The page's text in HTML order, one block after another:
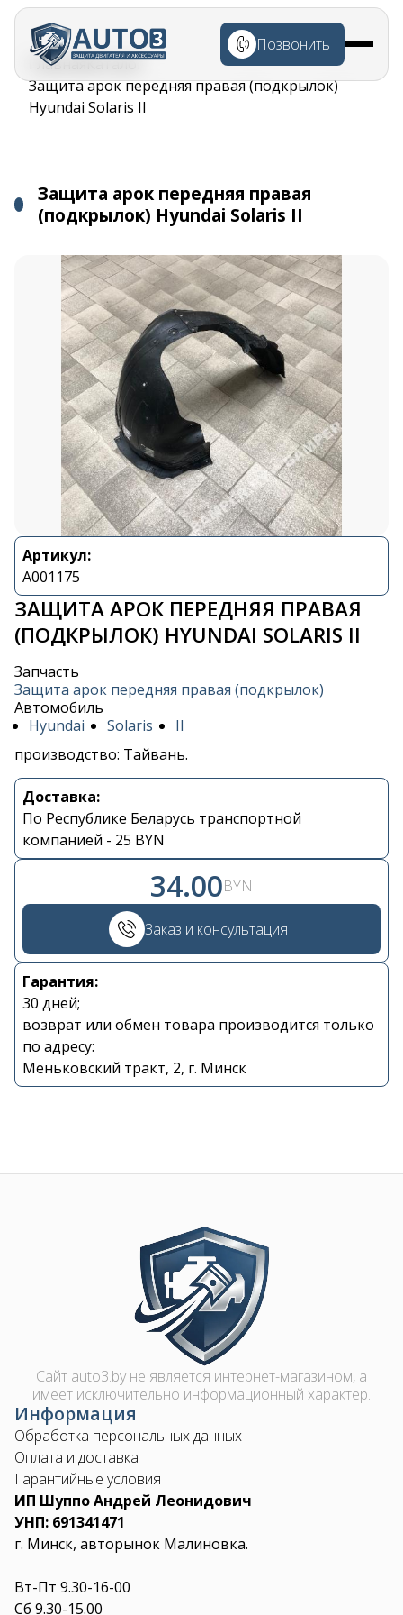
Перейти к
основному
содержанию
Позвонить
Строка
навигации
ГлавнаяКаталог
Защита арок передняя правая (подкрылок)
Hyundai Solaris II
Защита арок передняя правая
(подкрылок) Hyundai Solaris II
Артикул:
A001175
ЗАЩИТА АРОК ПЕРЕДНЯЯ ПРАВАЯ
(ПОДКРЫЛОК) HYUNDAI SOLARIS II
Запчасть
Защита арок передняя правая (подкрылок)
Автомобиль
Hyundai
Solaris
II
производство: Тайвань.
Доставка:
По Республике Беларусь транспортной
компанией - 25 BYN
34.00BYN
Заказ и консультация
Гарантия:
30 дней;
возврат или обмен товара производится только
по адресу:
Меньковский тракт, 2, г. Минск
Контакты
+375 29 870 15 80
Viber
shupik21@bk.ru
Image
Сайт auto3.by не является интернет-магазином, а
имеет исключительно информационный характер.
Информация
Обработка персональных данных
Оплата и доставка
Гарантийные условия
ИП Шуппо Андрей Леонидович
УНП: 691341471
г. Минск, авторынок Малиновка.
Вт-Пт 9.30-16-00
Сб 9.30-15.00